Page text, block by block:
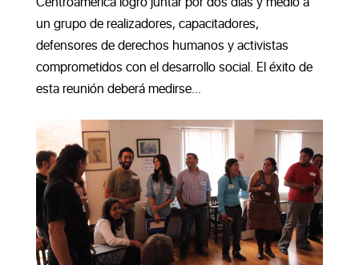
un grupo de realizadores, capacitadores,
defensores de derechos humanos y activistas
comprometidos con el desarrollo social. El éxito de
esta reunión deberá medirse...